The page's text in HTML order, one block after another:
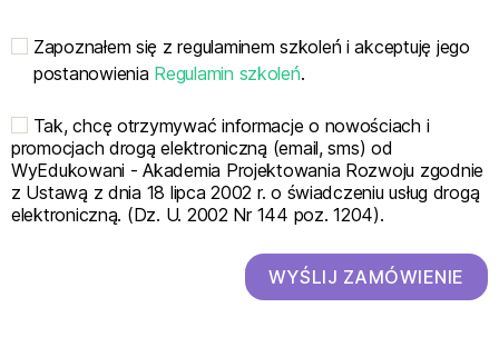
Zapoznałem się z regulaminem szkoleń i akceptuję jego
postanowienia Regulamin szkoleń.
Tak, chcę otrzymywać informacje o nowościach i
promocjach drogą elektroniczną (email, sms) od
WyEdukowani - Akademia Projektowania Rozwoju zgodnie
z Ustawą z dnia 18 lipca 2002 r. o świadczeniu usług drogą
elektroniczną. (Dz. U. 2002 Nr 144 poz. 1204).
WYŚLIJ ZAMÓWIENIE